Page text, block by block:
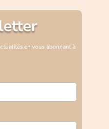
en vous abonnant à